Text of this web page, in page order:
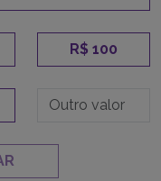
R$ 100